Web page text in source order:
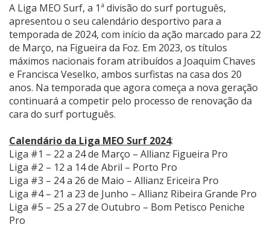
A Liga MEO Surf, a 1ª divisão do surf português,
apresentou o seu calendário desportivo para a
temporada de 2024, com início da ação marcado para 22
de Março, na Figueira da Foz. Em 2023, os títulos
máximos nacionais foram atribuídos a Joaquim Chaves
e Francisca Veselko, ambos surfistas na casa dos 20
anos. Na temporada que agora começa a nova geração
continuará a competir pelo processo de renovação da
cara do surf português.
Calendário da Liga MEO Surf 2024:
Liga #1 – 22 a 24 de Março – Allianz Figueira Pro
Liga #2 – 12 a 14 de Abril – Porto Pro
Liga #3 – 24 a 26 de Maio – Allianz Ericeira Pro
Liga #4 – 21 a 23 de Junho – Allianz Ribeira Grande Pro
Liga #5 – 25 a 27 de Outubro – Bom Petisco Peniche
Pro